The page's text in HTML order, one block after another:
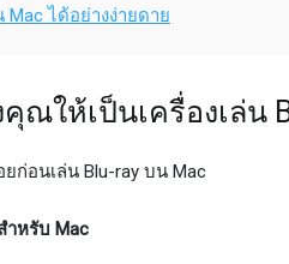
Mac ได้อย่างง่ายดาย
ณให้เป็นเครื่องเล่น
ก่อนเล่น Blu-ray บน Mac
ำหรับ Mac